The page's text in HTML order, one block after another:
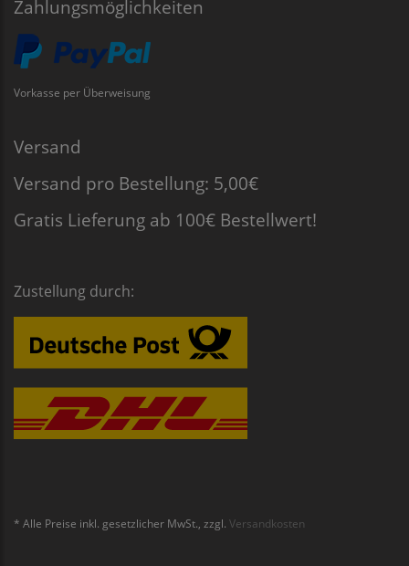
Zahlungsmöglichkeiten
Vorkasse per Überweisung
Versand
Versand pro Bestellung: 5,00€
Gratis Lieferung ab 100€ Bestellwert!
Zustellung durch:
* Alle Preise inkl. gesetzlicher MwSt., zzgl. Versandkosten